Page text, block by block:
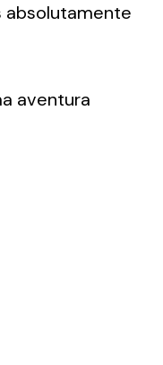
aventura